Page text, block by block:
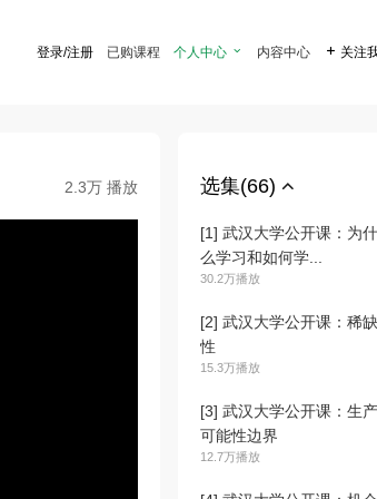
登录/注册 已购课程 个人中心  内容中心  关注
2.3万 播放 选集(66)
[1] 武汉大学公开课：为什
么学习和如何学...
30.2万播放
[2] 武汉大学公开课：稀缺
性
15.3万播放
[3] 武汉大学公开课：生产
可能性边界
12.7万播放